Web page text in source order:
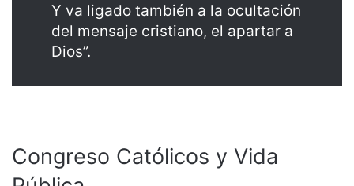
Y va ligado también a la ocultación
del mensaje cristiano, el apartar a
Dios”.
Congreso Católicos y Vida